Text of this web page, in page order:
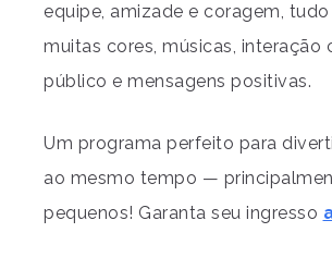
equipe, amizade e coragem,
muitas cores, músicas, interação
público e mensagens positivas.
Um programa perfeito para
ao mesmo tempo —
pequenos! Garanta seu ingresso